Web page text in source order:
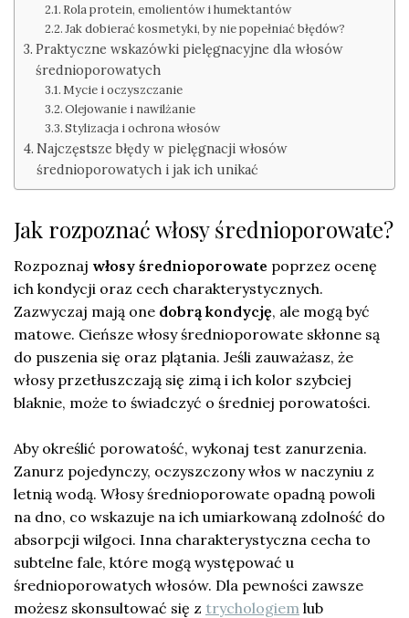
Rola protein, emolientów i humektantów
Jak dobierać kosmetyki, by nie popełniać błędów?
Praktyczne wskazówki pielęgnacyjne dla włosów
średnioporowatych
Mycie i oczyszczanie
Olejowanie i nawilżanie
Stylizacja i ochrona włosów
Najczęstsze błędy w pielęgnacji włosów
średnioporowatych i jak ich unikać
Jak rozpoznać włosy średnioporowate?
Rozpoznaj włosy średnioporowate poprzez ocenę
ich kondycji oraz cech charakterystycznych.
Zazwyczaj mają one dobrą kondycję, ale mogą być
matowe. Cieńsze włosy średnioporowate skłonne są
do puszenia się oraz plątania. Jeśli zauważasz, że
włosy przetłuszczają się zimą i ich kolor szybciej
blaknie, może to świadczyć o średniej porowatości.
Aby określić porowatość, wykonaj test zanurzenia.
Zanurz pojedynczy, oczyszczony włos w naczyniu z
letnią wodą. Włosy średnioporowate opadną powoli
na dno, co wskazuje na ich umiarkowaną zdolność do
absorpcji wilgoci. Inna charakterystyczna cecha to
subtelne fale, które mogą występować u
średnioporowatych włosów. Dla pewności zawsze
możesz skonsultować się z trychologiem lub